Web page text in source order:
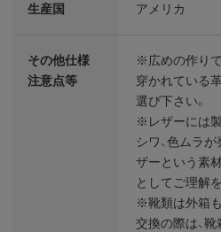
生産国 アメリカ
その他仕様
注意点等
※広めの作り
穿かれている
選び下さい。
※レザーには
シワ、色ムラ
ザーという素
としてご理解
※靴類は外箱も
交換の際は、